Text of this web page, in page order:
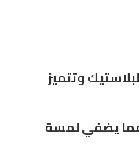
وتتميز
مما يضفي لمسة